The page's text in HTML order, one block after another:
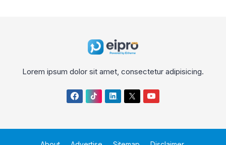
Lorem ipsum dolor sit amet, consectetur adipisicing.